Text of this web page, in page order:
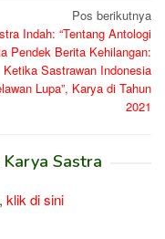
Pos berikutnya
Indah: “Tentang Antologi
Pendek Berita Kehilangan:
Ketika Sastrawan Indonesia
Lupa”, Karya di Tahun
2021
Sastra
klik di sini